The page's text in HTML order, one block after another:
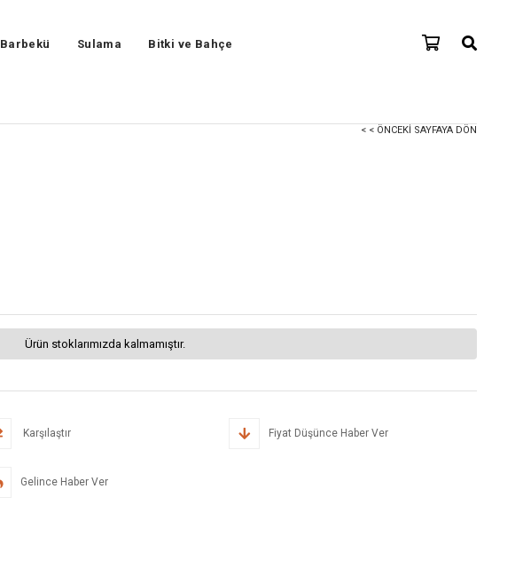
Barbekü Sulama Bitki ve Bahçe
< < ÖNCEKI SAYFAYA DÖN
Ürün stoklarımızda kalmamıştır.
Karşılaştır Fiyat Düşünce Haber Ver
Gelince Haber Ver